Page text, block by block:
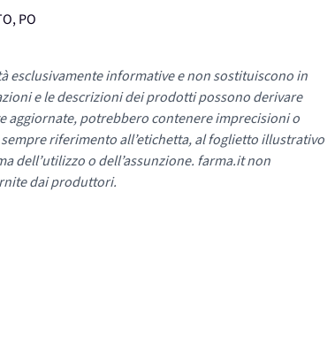
PO
informative e non sostituiscono in
e le descrizioni dei prodotti possono derivare
aggiornate, potrebbero contenere imprecisioni o
riferimento all’etichetta, al foglietto illustrativo
dell’utilizzo o dell’assunzione. farma.it non
dai produttori.